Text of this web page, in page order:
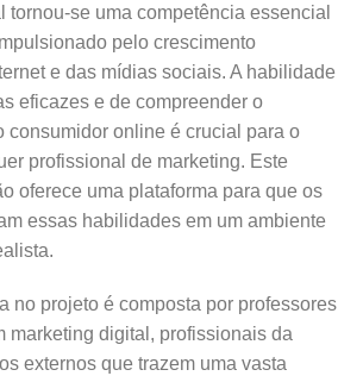
tornou-se uma competência essencial
pelo crescimento
e das mídias sociais. A habilidade
eficazes e de compreender o
consumidor online é crucial para o
profissional de marketing. Este
oferece uma plataforma para que os
essas habilidades em um ambiente
no projeto é composta por professores
marketing digital, profissionais da
externos que trazem uma vasta